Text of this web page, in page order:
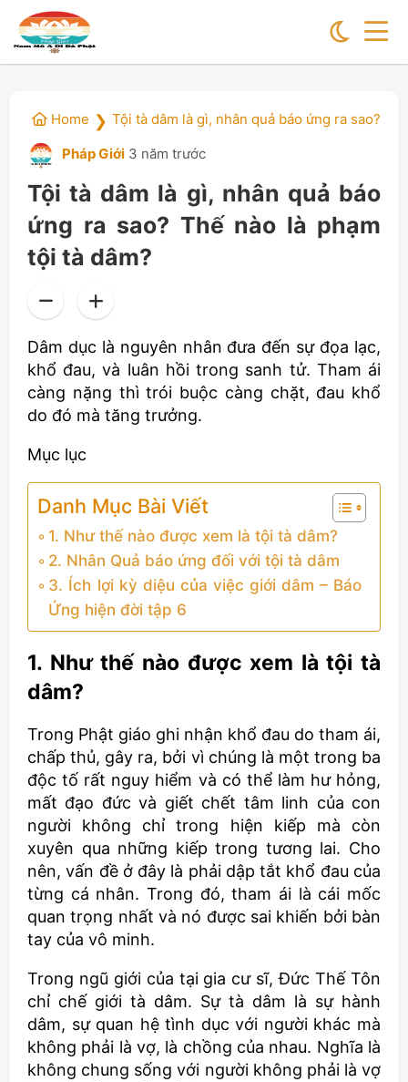
Home ❯ Tội tà dâm là gì, nhân quả báo ứng ra sao?
Pháp Giới 3 năm trước
Tội tà dâm là gì, nhân quả báo
ứng ra sao? Thế nào là phạm
tội tà dâm?
Dâm dục là nguyên nhân đưa đến sự đọa lạc,
khổ đau, và luân hồi trong sanh tử. Tham ái
càng nặng thì trói buộc càng chặt, đau khổ
do đó mà tăng trưởng.
Mục lục
Danh Mục Bài Viết
1. Như thế nào được xem là tội tà dâm?
2. Nhân Quả báo ứng đối với tội tà dâm
3. Ích lợi kỳ diệu của việc giới dâm – Báo
Ứng hiện đời tập 6
1. Như thế nào được xem là tội tà
dâm?
Trong Phật giáo ghi nhận khổ đau do tham ái,
chấp thủ, gây ra, bởi vì chúng là một trong ba
độc tố rất nguy hiểm và có thể làm hư hỏng,
mất đạo đức và giết chết tâm linh của con
người không chỉ trong hiện kiếp mà còn
xuyên qua những kiếp trong tương lai. Cho
nên, vấn đề ở đây là phải dập tắt khổ đau của
từng cá nhân. Trong đó, tham ái là cái mốc
quan trọng nhất và nó được sai khiến bởi bàn
tay của vô minh.
Trong ngũ giới của tại gia cư sĩ, Đức Thế Tôn
chỉ chế giới tà dâm. Sự tà dâm là sự hành
dâm, sự quan hệ tình dục với người khác mà
không phải là vợ, là chồng của nhau. Nghĩa là
không chung sống với người không phải là vợ